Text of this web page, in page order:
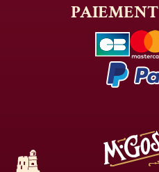
PAIEMENT